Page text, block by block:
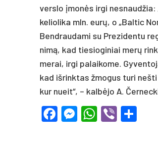
vers­lo įmonės ir­gi
keliolika mln. eurų, o „Bal­tic
Bend­rau­da­mi su Pre­zi­den­tu
nimą, kad tie­sio­gi­niai merų
me­rai, ir­gi pa­lai­ko­me.
kad iš­rink­tas žmo­gus tu­ri
kur nueit“, – kalbė­jo A.
Facebook
Messenger
Viber